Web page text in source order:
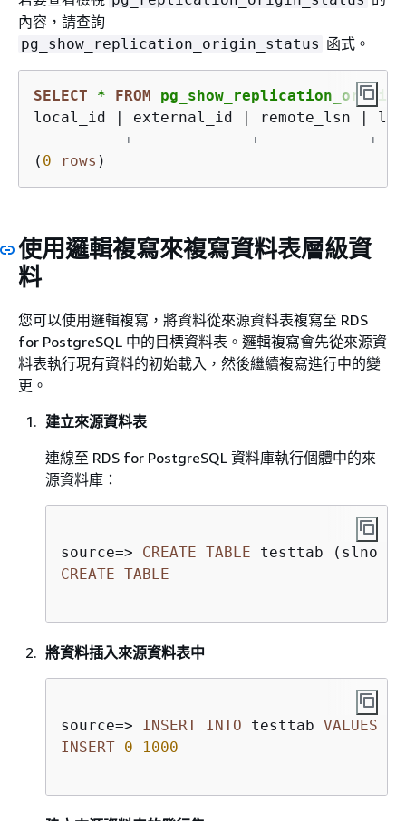
內容，請查詢
pg_show_replication_origin_status 函式。
SELECT * FROM
local_id
| external_id | remote_lsn
|
----------+-------------+------------
( 0 rows )
使用邏輯複寫來複寫資料表層級資
料
您可以使用邏輯複寫，將資料從來源資料表複寫至 RDS
for PostgreSQL 中的目標資料表。邏輯複寫會先從來源資
料表執行現有資料的初始載入，然後繼續複寫進行中的變
更。
建立來源資料表
連線至 RDS for PostgreSQL 資料庫執行個體中的來
源資料庫：
source=> CREATE TABLE testtab (slno
CREATE TABLE
將資料插入來源資料表中
source=> INSERT INTO testtab VALUES
INSERT 0 1000